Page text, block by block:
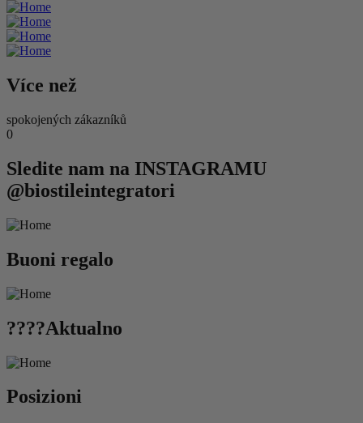
Více než
spokojených zákazníků
0
Sledite nam na INSTAGRAMU
@biostileintegratori
Buoni regalo
????Aktualno
Posizioni